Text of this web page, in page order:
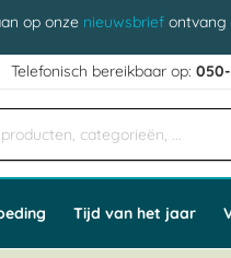
op onze nieuwsbrief ontvang
Telefonisch bereikbaar op:
Tijd van het jaar